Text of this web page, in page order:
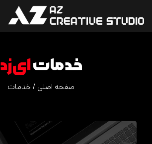
خدماتای‌زد
صفحه اصلی / خدمات